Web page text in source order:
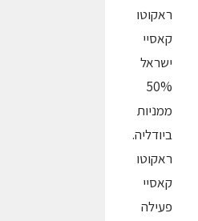
ראקוטו
קאסיי
ישראל
50%
ממניות
ביודליה.
ראקוטו
קאסיי
פעילה